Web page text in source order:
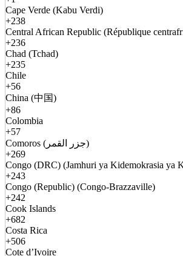
Cape Verde (Kabu Verdi)
+238
Central African Republic (République
+236
Chad (Tchad)
+235
Chile
+56
China (中国)
+86
Colombia
+57
Comoros (جزر القمر)
+269
Congo (DRC) (Jamhuri ya Kidemokrasia ya
+243
Congo (Republic) (Congo-Brazzaville)
+242
Cook Islands
+682
Costa Rica
+506
Cote d’Ivoire